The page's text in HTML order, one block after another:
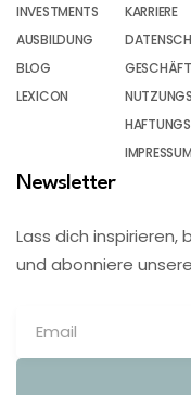
INVESTMENTS
AUSBILDUNG
BLOG
LEXICON
KARRIERE
IMPRESSUM
Newsletter
Lass dich
und abonniere